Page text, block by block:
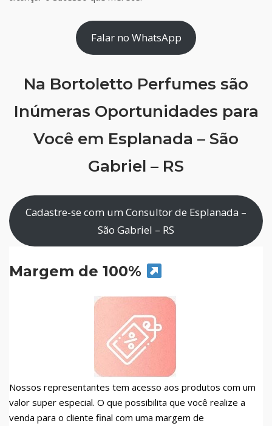
Falar no WhatsApp
Na Bortoletto Perfumes são
Inúmeras Oportunidades para
Você em Esplanada – São
Gabriel – RS
Cadastre-se com um Consultor de Esplanada –
São Gabriel – RS
Margem de 100%
Nossos representantes tem acesso aos produtos com um
valor super especial. O que possibilita que você realize a
venda para o cliente final com uma margem de